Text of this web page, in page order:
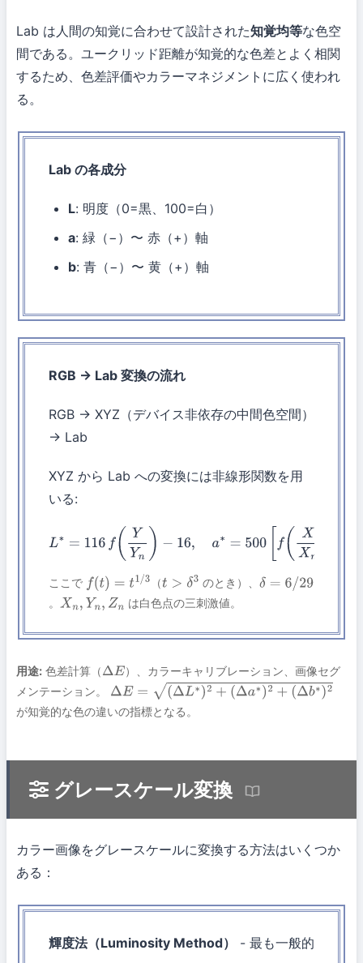
Lab は人間の知覚に合わせて設計された知覚均等な色空
間である。ユークリッド距離が知覚的な色差とよく相関
するため、色差評価やカラーマネジメントに広く使われ
る。
Lab の各成分
L: 明度（0=黒、100=白）
a: 緑（−）〜 赤（+）軸
b: 青（−）〜 黄（+）軸
RGB → Lab 変換の流れ
RGB → XYZ（デバイス非依存の中間色空間）
→ Lab
XYZ から Lab への変換には非線形関数を用
いる:
L ∗ =116 f( Yn 16,a 500 (XXn
Yn )] ,b ∗
ここで f(t)=t 1/3 （t>δ3 のとき）、 δ =6 29
。 Xn,Y n,Zn は白色点の三刺激値。
用途: 色差計算（ΔE
）、カラーキャリブレーション、画像セグ
メンテーション。 ΔE= ΔL ∗) 2+(Δa∗) 2+ Δb∗)2
が知覚的な色の違いの指標となる。
グレースケール変換
カラー画像をグレースケールに変換する方法はいくつか
ある：
輝度法（Luminosity Method） - 最も一般的